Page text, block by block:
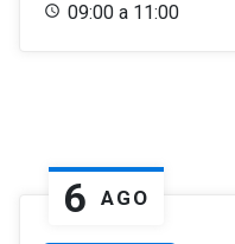
09:00 a 11:00
6 AGO